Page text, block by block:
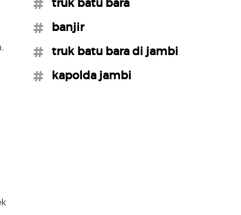
#truk batu bara
#banjir
#truk batu bara di jambi
#kapolda jambi